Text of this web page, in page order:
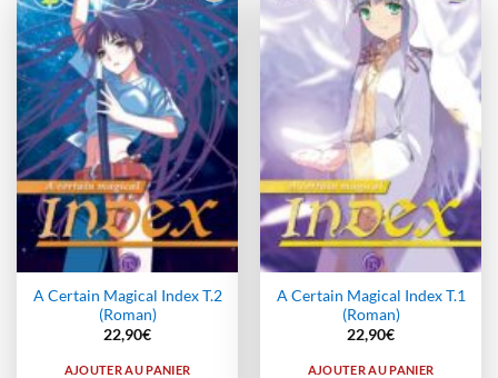
Ajouter
à la
wishlist
A Certain Magical Index T.2
(Roman)
22,90€
AJOUTER AU PANIER
Ajouter
à la
wishlist
A Certain Magical Index T.1
(Roman)
22,90€
AJOUTER AU PANIER